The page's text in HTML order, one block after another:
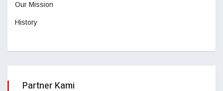
Our Mission
History
Partner Kami